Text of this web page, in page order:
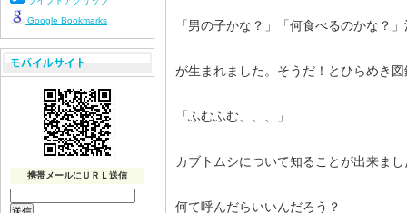
「男の子かな？」「何食べるのかな？
が生まれました。そうだ！とひらめき
「ふむふむ、、、」
カブトムシについて知ることが出来まし
何て呼んだらいいんだろう？
Google Bookmarks
携帯メールにＵＲＬ送信